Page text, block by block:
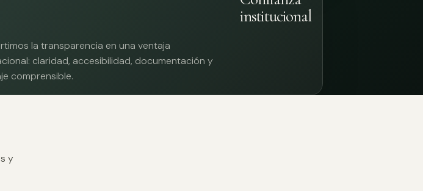
institucional
la transparencia en una ventaja
claridad, accesibilidad, documentación y
comprensible.
y